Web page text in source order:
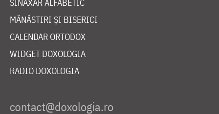
SINAXAR ALFABETIC
MĂNĂSTIRI ȘI BISERICI
CALENDAR ORTODOX
WIDGET DOXOLOGIA
RADIO DOXOLOGIA